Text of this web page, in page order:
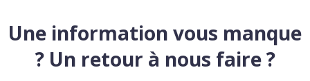
Une information vous manque
? Un retour à nous faire ?